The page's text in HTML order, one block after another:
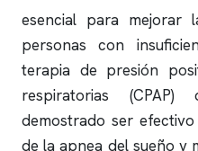
esencial para mejorar
personas con
terapia de presión
respiratorias
demostrado ser
de laapnea del sueño y